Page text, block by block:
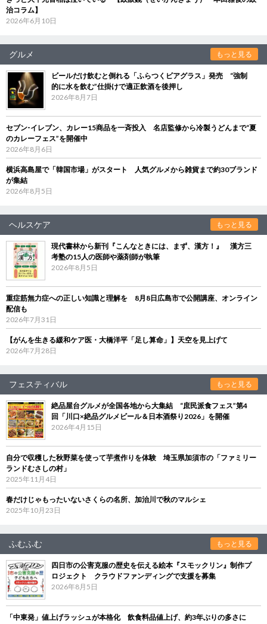
治コラム】
2026年6月10日
グルメ もっと見る
ビールだけ飲むと倒れる「ふらつくビアグラス」発売 “強制
的に水を飲む”仕掛けで適正飲酒を後押し
2026年8月7日
セブン‐イレブン、カレー15商品を一斉投入 名店監修から冷製うどんまで“夏
のカレーフェス”を開催中
2026年8月6日
横浜高島屋で「韓国市場」がスタート 人気グルメから雑貨まで約30ブランド
が集結
2026年8月5日
ヘルスケア もっと見る
現代書林から新刊『こんなときには、まず、漢方！』 漢方三
考塾の15人の医師や薬剤師が執筆
2026年8月5日
重症筋無力症への正しい知識と理解を 8月8日広島市で公開講座、オンライン
配信も
2026年7月31日
【がんを生きる緩和ケア医・大橋洋平「足し算命」】天空を見上げて
2026年7月28日
フェスティバル もっと見る
絶品屋台グルメが全国各地から大集結 “庶民派食フェス”第4
回「川口×絶品グルメビール＆日本酒祭り2026」を開催
2026年4月15日
自分で収穫した秋野菜を使って芋煮作りを体験 埼玉県加須市の「ファミリー
ランドむさしの村」
2025年11月4日
春だけじゃもったいないさくらの名所、加治川で秋のマルシェ
2025年10月23日
ふむふむ もっと見る
四日市の公害克服の歴史を伝える絵本『スモックリン』制作プ
ロジェクト クラウドファンディングで支援を募集
2026年8月5日
「中東発」値上げラッシュが本格化 飲食料品値上げ、約3年ぶりの多さに